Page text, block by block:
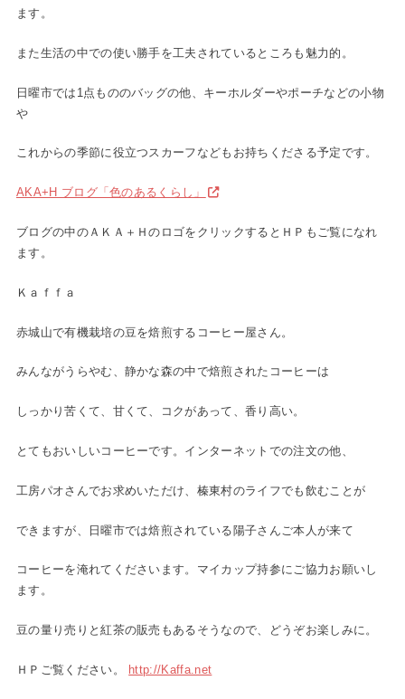
ます。
また生活の中での使い勝手を工夫されているところも魅力的。
日曜市では1点もののバッグの他、キーホルダーやポーチなどの小物
や
これからの季節に役立つスカーフなどもお持ちくださる予定です。
AKA+H ブログ「色のあるくらし」
ブログの中のＡＫＡ＋ＨのロゴをクリックするとＨＰもご覧になれ
ます。
Ｋａｆｆａ
赤城山で有機栽培の豆を焙煎するコーヒー屋さん。
みんながうらやむ、静かな森の中で焙煎されたコーヒーは
しっかり苦くて、甘くて、コクがあって、香り高い。
とてもおいしいコーヒーです。インターネットでの注文の他、
工房パオさんでお求めいただけ、榛東村のライフでも飲むことが
できますが、日曜市では焙煎されている陽子さんご本人が来て
コーヒーを淹れてくださいます。マイカップ持参にご協力お願いし
ます。
豆の量り売りと紅茶の販売もあるそうなので、どうぞお楽しみに。
ＨＰご覧ください。 http://Kaffa.net